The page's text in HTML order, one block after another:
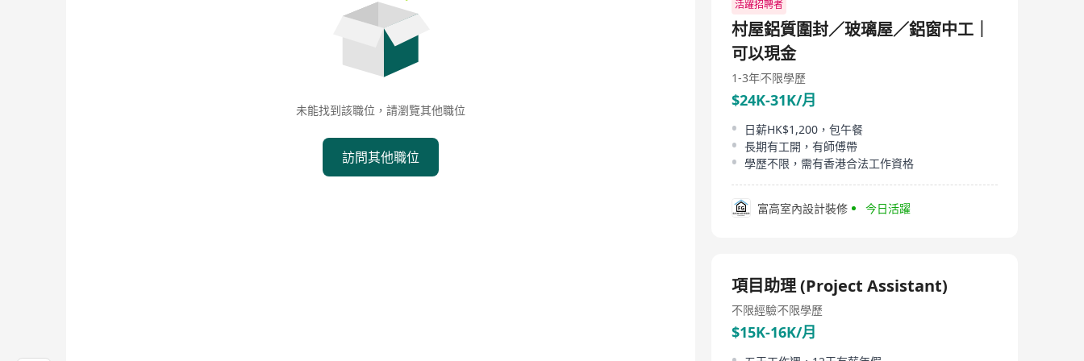
未能找到該職位，請瀏覽其他職位
訪問其他職位
活躍招聘者
村屋鋁質圍封／玻璃屋／鋁窗中工｜
可以現金
1-3年不限學歷
$24K-31K/月
日薪HK$1,200，包午餐
長期有工開，有師傅帶
學歷不限，需有香港合法工作資格
富高室內設計裝修 今日活躍
項目助理 (Project Assistant)
不限經驗不限學歷
$15K-16K/月